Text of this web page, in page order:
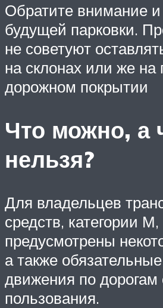
Обратите внимание
будущей парковки.
не советуют
на склонах или же на
дорожном покрытии
Что можно, а
нельзя?
Для владельцев
средств, категории М,
предусмотрены
а также
движения по дорогам
пользования.